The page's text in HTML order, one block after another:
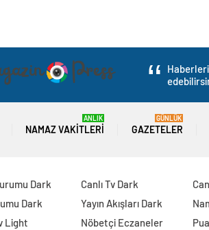
NAMAZ VAKITLERI
ANLIK
GAZETELER
GÜNLÜK
Dark
Dark
Light
Canlı Tv Dark
Yayın Akışları Dark
Nöbetçi Eczaneler